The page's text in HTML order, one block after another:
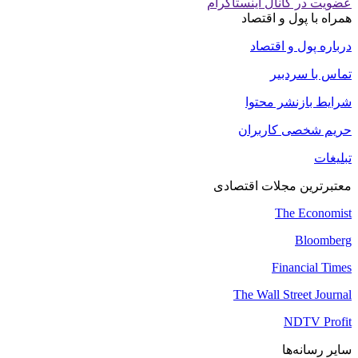
عضویت در کانال اینستاگرام
همراه با پول و اقتصاد
درباره پول و اقتصاد
تماس با سردبیر
شرایط بازنشر محتوا
حریم شخصی کاربران
تبلیغات
معتبرترین مجلات اقتصادی
The Economist
Bloomberg
Financial Times
The Wall Street Journal
NDTV Profit
سایر رسانه‌ها